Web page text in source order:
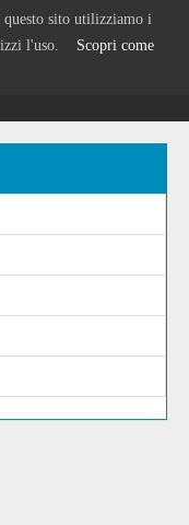
sito utilizziamo i
l'uso. Scopri come